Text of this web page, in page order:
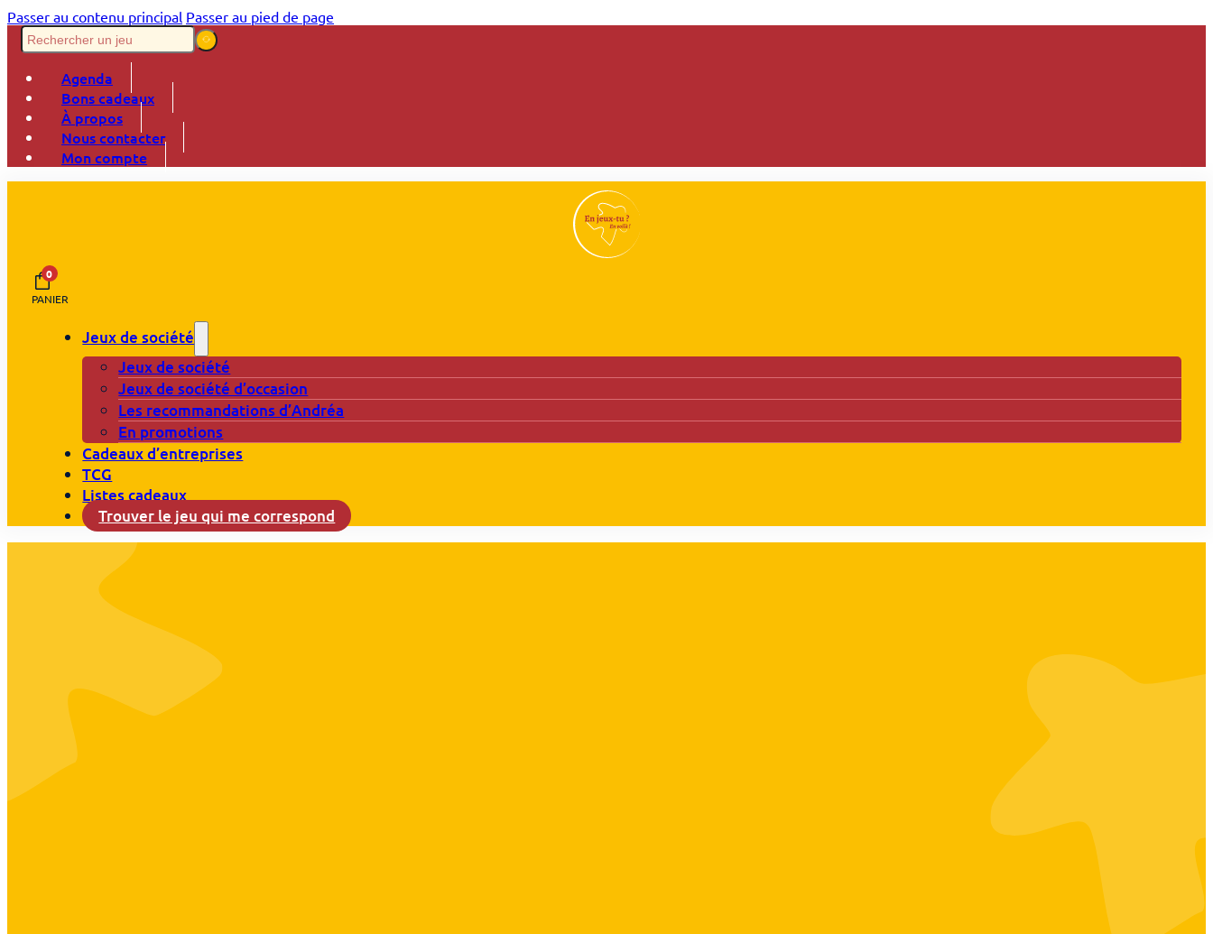
Passer au contenu principal Passer au pied de page
Agenda
Bons cadeaux
À propos
Nous contacter
Mon compte
0
PANIER
Jeux de société
Jeux de société
Jeux de société d’occasion
Les recommandations d’Andréa
En promotions
Cadeaux d’entreprises
TCG
Listes cadeaux
Trouver le jeu qui me correspond